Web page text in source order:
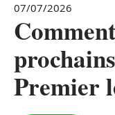
07/07/2026
Premier